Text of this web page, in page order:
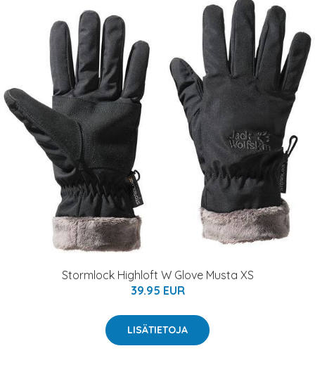
Stormlock Highloft W Glove Musta XS
39.95 EUR
LISÄTIETOJA